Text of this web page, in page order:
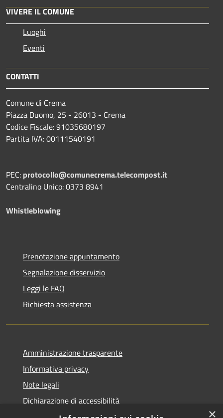
VIVERE IL COMUNE
Luoghi
Eventi
CONTATTI
Comune di Crema
Piazza Duomo, 25 - 26013 - Crema
Codice Fiscale: 91035680197
Partita IVA: 00111540191
PEC: protocollo@comunecrema.telecompost.it
Centralino Unico: 0373 8941
Whistleblowing
Prenotazione appuntamento
Segnalazione disservizio
Leggi le FAQ
Richiesta assistenza
Amministrazione trasparente
Informativa privacy
Note legali
Dichiarazione di accessibilità
×